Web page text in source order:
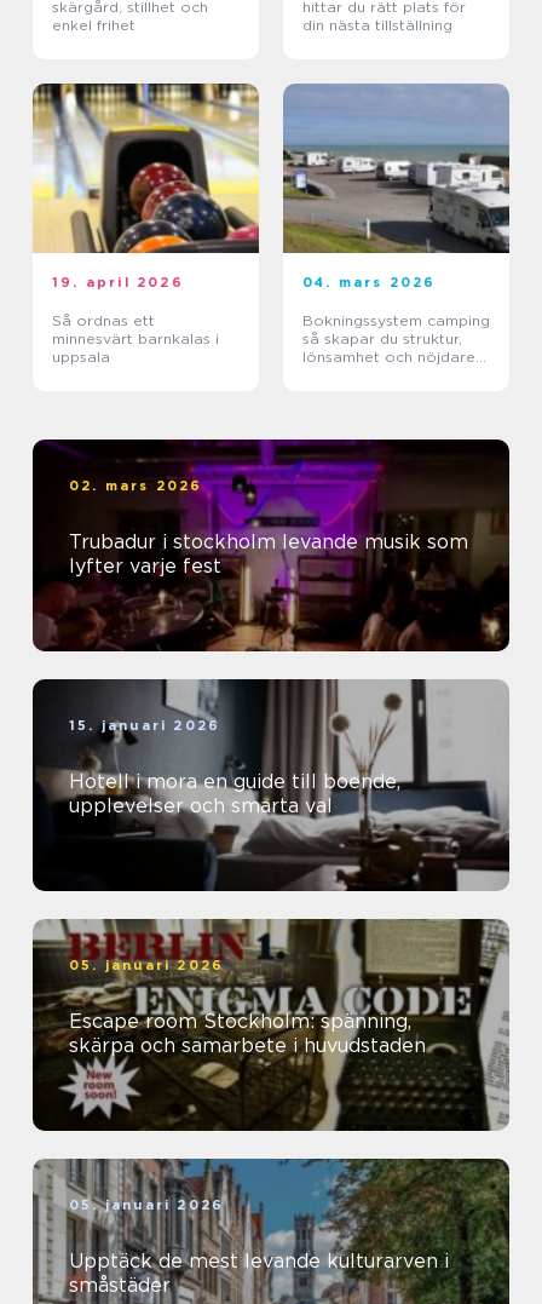
skärgård, stillhet och
enkel frihet
hittar du rätt plats för
din nästa tillställning
19. april 2026
Så ordnas ett
minnesvärt barnkalas i
uppsala
04. mars 2026
Bokningssystem camping
så skapar du struktur,
lönsamhet och nöjdare
02. mars 2026
Trubadur i stockholm levande musik som
lyfter varje fest
15. januari 2026
Hotell i mora en guide till boende,
upplevelser och smarta val
05. januari 2026
Escape room Stockholm: spänning,
skärpa och samarbete i huvudstaden
05. januari 2026
Upptäck de mest levande kulturarven i
småstäder